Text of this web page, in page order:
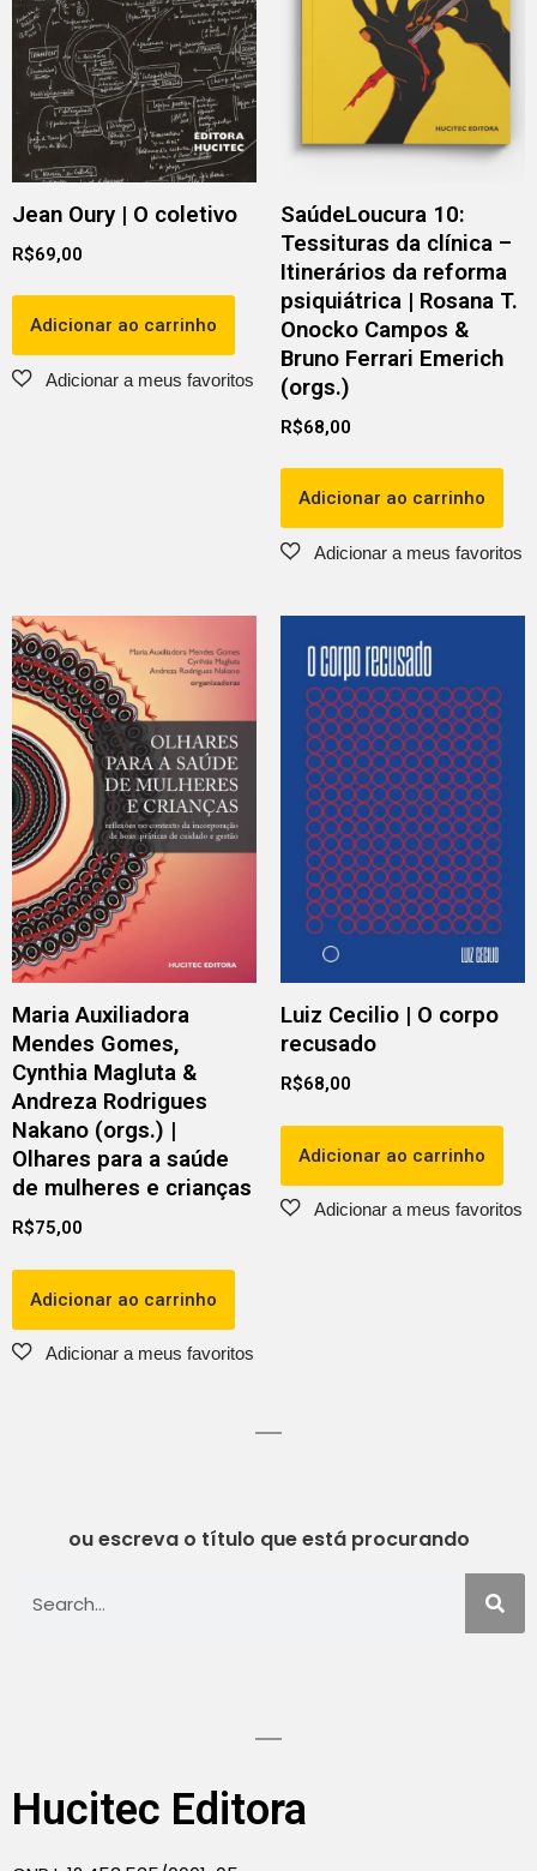
Jean Oury | O coletivo
R$69,00
Adicionar ao carrinho
SaúdeLoucura 10:
Tessituras da clínica –
Itinerários da reforma
psiquiátrica | Rosana T.
Onocko Campos &
Bruno Ferrari Emerich
(orgs.)
R$68,00
Adicionar ao carrinho
Maria Auxiliadora
Mendes Gomes,
Cynthia Magluta &
Andreza Rodrigues
Nakano (orgs.) |
Olhares para a saúde
de mulheres e crianças
R$75,00
Adicionar ao carrinho
Luiz Cecilio | O corpo
recusado
R$68,00
Adicionar ao carrinho
ou escreva o título que está procurando
Hucitec Editora